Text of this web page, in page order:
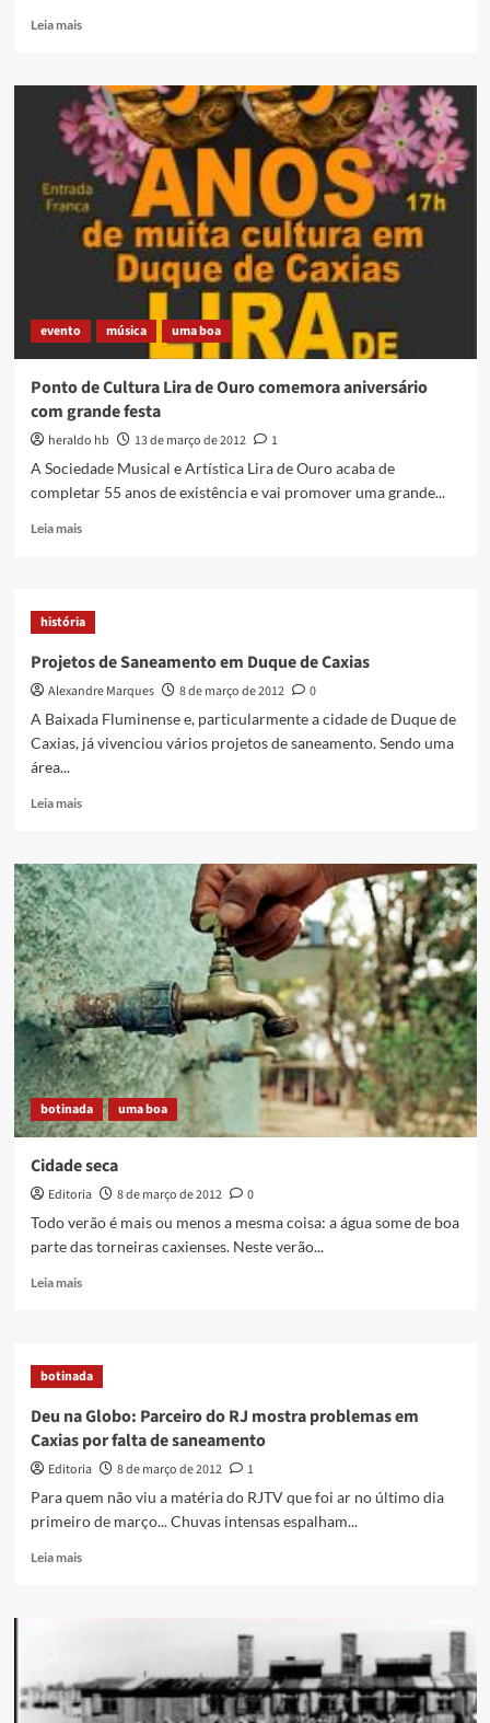
Leia maisRead
Pitacolândia:
gritos
culturais
em
rede
e
as
velhas
estruturas…
evento música uma boa
Ponto de Cultura Lira de Ouro comemora aniversário
com grande festa
heraldo hb 13 de março de 2012
1
A Sociedade Musical e Artística Lira de Ouro acaba de
completar 55 anos de existência e vai promover uma grande...
Leia maisRead
de
Cultura
de
Ouro
comemora
com
história
Projetos de Saneamento em Duque de Caxias
Alexandre Marques 8 de março de 2012
0
A Baixada Fluminense e, particularmente a cidade de Duque de
Caxias, já vivenciou vários projetos de saneamento. Sendo uma
área...
Leia maisRead
Projetos
de
Saneamento
em
Duque
de
Caxias
botinada uma boa
Cidade seca
Editoria 8 de março de 2012
0
Todo verão é mais ou menos a mesma coisa: a água some de boa
parte das torneiras caxienses. Neste verão...
Leia maisRead
seca
botinada
Deu na Globo: Parceiro do RJ mostra problemas em
Caxias por falta de saneamento
Editoria 8 de março de 2012
1
Para quem não viu a matéria do RJTV que foi ar no último dia
primeiro de março... Chuvas intensas espalham...
Leia maisRead
Parceiro
do